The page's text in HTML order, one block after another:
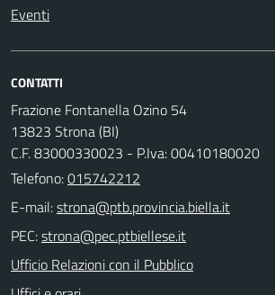
Eventi
CONTATTI
Frazione Fontanella Ozino 54
13823 Strona (BI)
C.F. 83000330023 - P.Iva: 00410180020
Telefono:015742212
E-mail:
PEC:
Ufficio Relazioni con il Pubblico